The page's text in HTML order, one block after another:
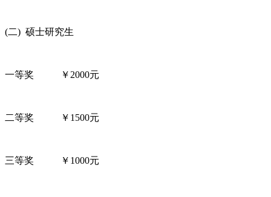
(二) 硕士研究生
一等奖 ￥2000元
二等奖 ￥1500元
三等奖 ￥1000元